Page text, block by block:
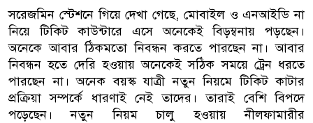
সরেজমিন স্টেশনে গিয়ে দেখা গেছে, মোবাইল ও এনআইডি না
নিয়ে টিকিট কাউন্টারে এসে অনেকেই বিড়ম্বনায় পড়ছেন।
অনেকে আবার ঠিকমতো নিবন্ধন করতে পারছেন না। আবার
নিবন্ধন হতে দেরি হওয়ায় অনেকেই সঠিক সময়ে ট্রেন ধরতে
পারছেন না। অনেক বয়স্ক যাত্রী নতুন নিয়মে টিকিট কাটার
প্রক্রিয়া সম্পর্কে ধারণাই নেই তাদের। তারাই বেশি বিপদে
পড়েছেন। নতুন নিয়ম চালু হওয়ায় নীলফামারীর